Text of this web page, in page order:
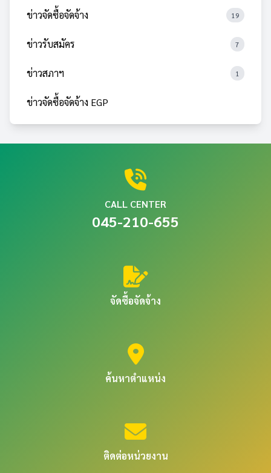
ข่าวจัดซื้อจัดจ้าง 19
ข่าวรับสมัคร 7
ข่าวสภาฯ 1
ข่าวจัดซื้อจัดจ้าง EGP
CALL CENTER
045-210-655
จัดซื้อจัดจ้าง
ค้นหาตำแหน่ง
ติดต่อหน่วยงาน